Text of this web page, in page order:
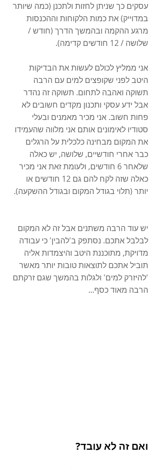
עסקים כך שניתן לחזות ולתכנן (כמה שיותר
במדוייק) את כמות הלקוחות וההכנסות
מרגע ההקמה ובהמשך הדרך (חודש /
שלושה / 12 חודשים קדימה).
אני ממליץ לכולם לעשות את הבדיקות
היטב לפני שקופצים למים עם הרבה
תשוקה ואהבה לתחום. תשוקה זה נהדר
אבל ידע עסקי ותכנון מקדים חשובים לא
פחות חשוב. אני מכיר מאמנים ובעלי
סטודיו לאימונים אותם אני מלווה שהעמידו
את המקום מבחינה כלכלית על הרגלים
כבר אחרי חודשיים, שלושה, יש כאלה
שלאחר 6 חודשים, ולעומת זאת אני מכיר
כאלה שזה לקח להם גם 12 חודשים או
יותר (תלוי בגודל המקום ובגודל ההשקעה).
יש עוד הרבה משתנים אבל זה לא המקום
לבלבל אתכם. נסתפק ב'להבין' כי עבודה
מדויקת, מתוכננת היטב והיצמדות אליה
תוביל אתכם לתוצאות טובות יותר מאשר
'להיזרק למים' ולגלות בהמשך שגם זרקתם
הרבה מאוד כסף...
ואם זה לא עובד?